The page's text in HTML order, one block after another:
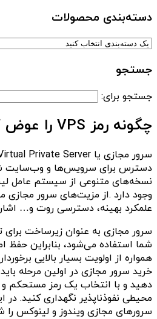
دسته‌بندی‌ محصولات
جستجو
جستجو برای:
چگونه رمز VPS را عوض کنیم؟
دسترس برای سرویس‌ها و وب‌سایت
نسخه‌های متنوعی از سیستم عامل
وجود دارد .از مزیت‌های سرور
علمکرد بهینه، دسترسی روت و…
سرور مجازی به عنوان زیرساخت
شما استفاده می‌شود، بنابراین حفظ
همواره از اولویت بسیار بالایی
خرید سرور مجازی در اولین مرحله باید
دهید و با انتخاب یک رمز مستحکم و
محیطی نفوذناپذیر نگهداری کنید. در
سرورهای مجازی ویندوز و لینوکس